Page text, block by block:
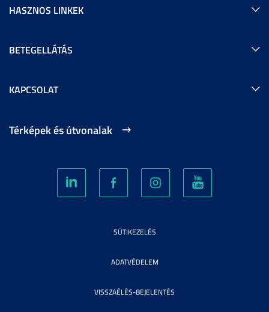
HASZNOS LINKEK
BETEGELLÁTÁS
KAPCSOLAT
Térképek és útvonalak
SÜTIKEZELÉS
ADATVÉDELEM
VISSZAÉLÉS-BEJELENTÉS